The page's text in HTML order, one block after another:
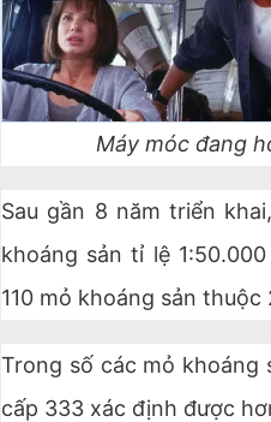
Máy móc đang
Sau gần 8 năm triển
khoáng sản tỉ lệ
110 mỏ khoáng sản
Trong số các mỏ khoáng
cấp 333 xác định được